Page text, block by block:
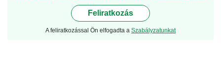
Feliratkozás
A feliratkozással Ön elfogadta a Szabályzatunkat